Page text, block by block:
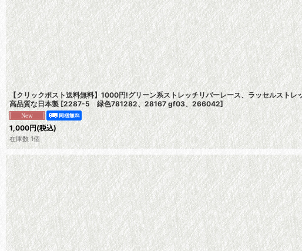
【クリックポスト送料無料】1000円!グリーン系ストレッチリバーレース、ラッセルストレ
高品質な日本製 [2287-5 緑色781282、28167 gf03、266042]
1,000円(税込)
在庫数 1個